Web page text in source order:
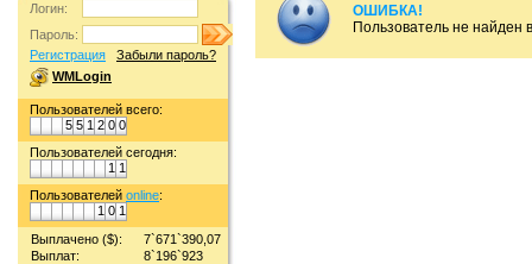
Логин:
Пароль:
Регистрация
Забыли пароль?
WMLogin
Пользователей всего:
5 5 1 2 0 0
Пользователей сегодня:
1 1
Пользователей online:
1 0 1
Выплачено ($):
7`671`390,07
Выплат:
8`196`923
ОШИБКА!
Пользователь не найден